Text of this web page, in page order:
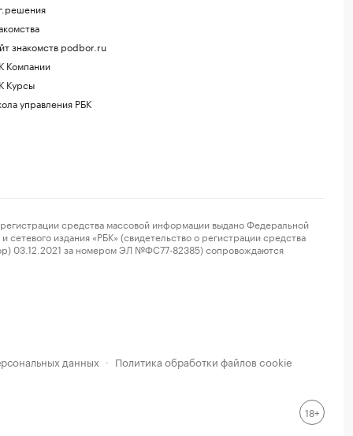
знакомств podbor.ru
Компании
Курсы
управления РБК
средства массовой информации выдано Федеральной
издания «РБК» (свидетельство о регистрации средства
03.12.2021 за номером ЭЛ №ФС77-82385) сопровождаются
данных · Политика обработки файлов cookie
18+